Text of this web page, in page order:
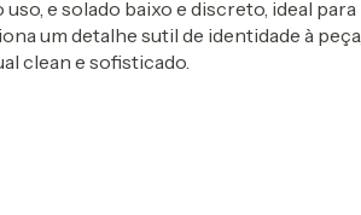
e solado baixo e discreto, ideal para
um detalhe sutil de identidade à peça,
clean e sofisticado.